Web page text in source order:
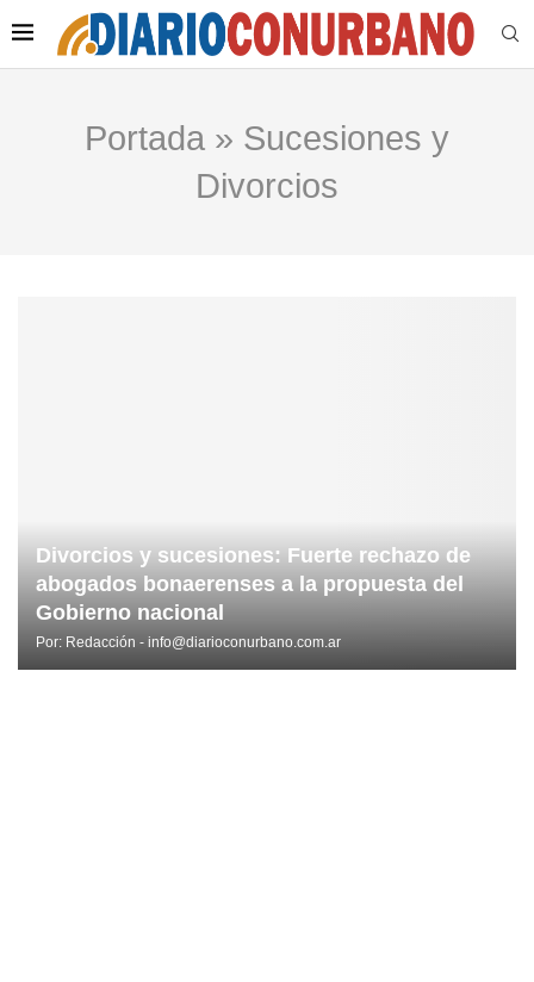
Portada » Sucesiones y
Divorcios
Divorcios y sucesiones: Fuerte rechazo de
abogados bonaerenses a la propuesta del
Gobierno nacional
Por: Redacción - info@diarioconurbano.com.ar